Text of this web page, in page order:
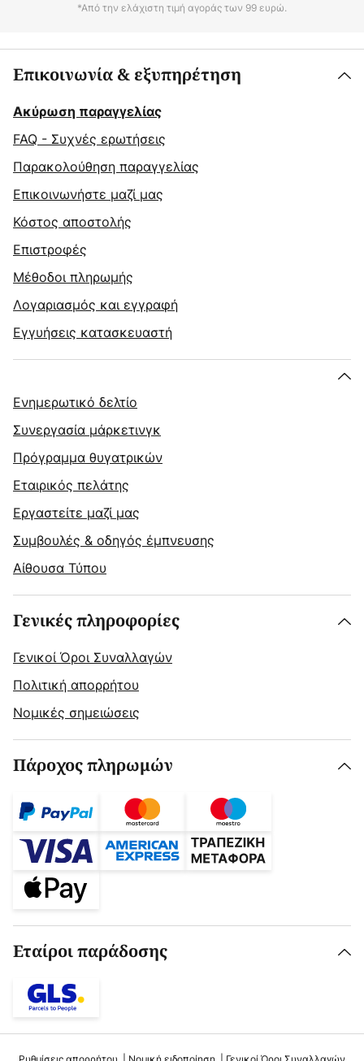
*Από την ελάχιστη τιμή αγοράς των 99 ευρώ.
Επικοινωνία & εξυπηρέτηση
Ακύρωση παραγγελίας
FAQ - Συχνές ερωτήσεις
Παρακολούθηση παραγγελίας
Επικοινωνήστε μαζί μας
Κόστος αποστολής
Επιστροφές
Μέθοδοι πληρωμής
Λογαριασμός και εγγραφή
Εγγυήσεις κατασκευαστή
Ενημερωτικό δελτίο
Συνεργασία μάρκετινγκ
Πρόγραμμα θυγατρικών
Εταιρικός πελάτης
Εργαστείτε μαζί μας
Συμβουλές & οδηγός έμπνευσης
Αίθουσα Τύπου
Γενικές πληροφορίες
Γενικοί Όροι Συναλλαγών
Πολιτική απορρήτου
Νομικές σημειώσεις
Πάροχος πληρωμών
Εταίροι παράδοσης